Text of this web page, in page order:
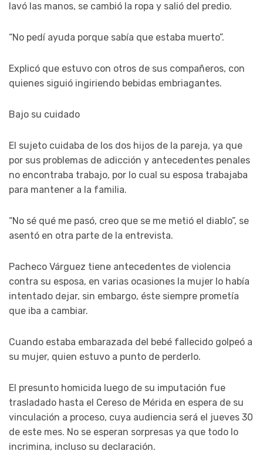
lavó las manos, se cambió la ropa y salió del predio.
“No pedí ayuda porque sabía que estaba muerto”.
Explicó que estuvo con otros de sus compañeros, con
quienes siguió ingiriendo bebidas embriagantes.
Bajo su cuidado
El sujeto cuidaba de los dos hijos de la pareja, ya que
por sus problemas de adicción y antecedentes penales
no encontraba trabajo, por lo cual su esposa trabajaba
para mantener a la familia.
“No sé qué me pasó, creo que se me metió el diablo”, se
asentó en otra parte de la entrevista.
Pacheco Várguez tiene antecedentes de violencia
contra su esposa, en varias ocasiones la mujer lo había
intentado dejar, sin embargo, éste siempre prometía
que iba a cambiar.
Cuando estaba embarazada del bebé fallecido golpeó a
su mujer, quien estuvo a punto de perderlo.
El presunto homicida luego de su imputación fue
trasladado hasta el Cereso de Mérida en espera de su
vinculación a proceso, cuya audiencia será el jueves 30
de este mes. No se esperan sorpresas ya que todo lo
incrimina, incluso su declaración.